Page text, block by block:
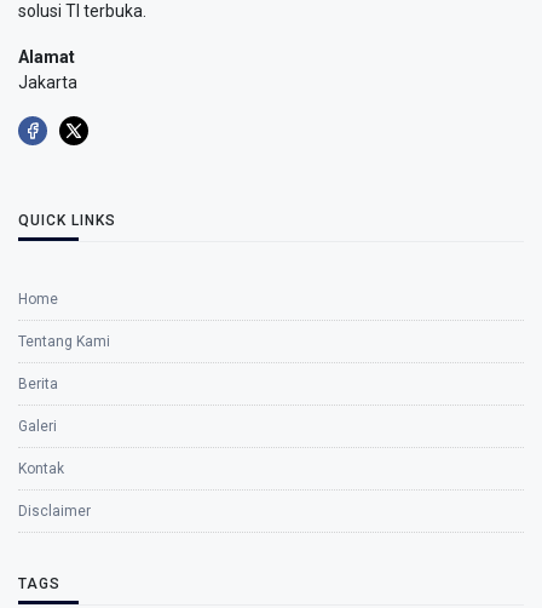
solusi TI terbuka.
Alamat
Jakarta
QUICK LINKS
Home
Tentang Kami
Berita
Galeri
Kontak
Disclaimer
TAGS